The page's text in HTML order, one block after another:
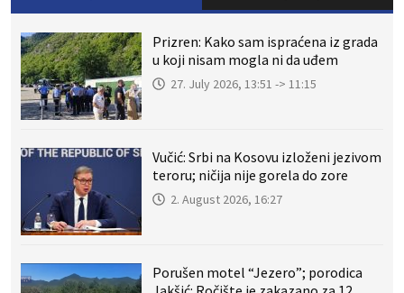
Prizren: Kako sam ispraćena iz grada
u koji nisam mogla ni da uđem
27. July 2026, 13:51 -> 11:15
Vučić: Srbi na Kosovu izloženi jezivom
teroru; ničija nije gorela do zore
2. August 2026, 16:27
Porušen motel “Jezero”; porodica